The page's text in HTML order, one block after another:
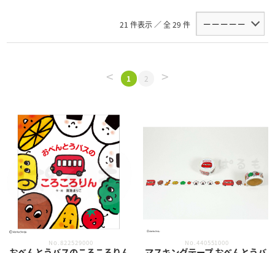
21 件表示 ／ 全 29 件
< 1 2 >
No.822529000 No.440551000